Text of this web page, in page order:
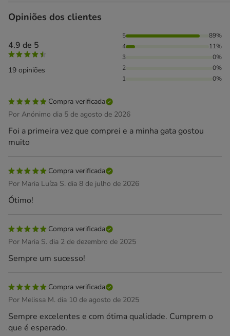
Opiniões dos clientes
4.9 de 5
19 opiniões
89% das pessoas avaliaram com 5 estrelas, 11% das
5
89%
4
11%
3
0%
2
0%
1
0%
Compra verificada
Por Anónimo dia 5 de agosto de 2026
Foi a primeira vez que comprei e a minha gata gostou
muito
Compra verificada
Por Maria Luíza S. dia 8 de julho de 2026
Ótimo!
Compra verificada
Por Maria S. dia 2 de dezembro de 2025
Sempre um sucesso!
Compra verificada
Por Melissa M. dia 10 de agosto de 2025
Sempre excelentes e com ótima qualidade. Cumprem o
que é esperado.